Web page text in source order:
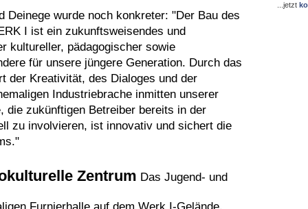
wurde noch konkreter: "Der Bau des
I ist ein zukunftsweisendes und
kultureller, pädagogischer sowie
für unsere jüngere Generation. Durch das
der Kreativität, des Dialoges und der
Industriebrache inmitten unserer
die zukünftigen Betreiber bereits in der
zu involvieren, ist innovativ und sichert die
Zentrum Das Jugend- und
...jetzt